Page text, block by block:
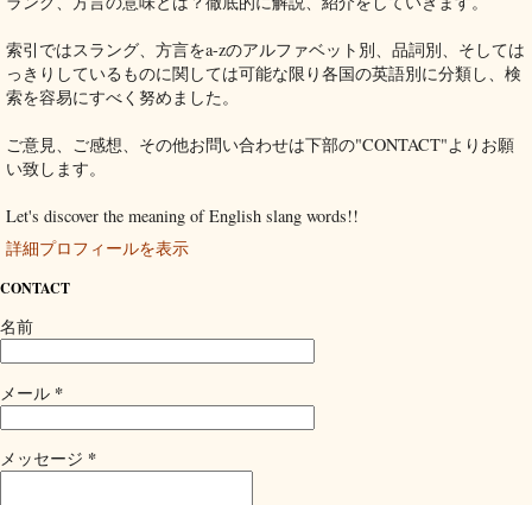
索引ではスラング、方言をa-zのアルファベット別、品詞別、そしては
っきりしているものに関しては可能な限り各国の英語別に分類し、検
索を容易にすべく努めました。
ご意見、ご感想、その他お問い合わせは下部の"CONTACT"よりお願
い致します。
Let's discover the meaning of English slang words!!
詳細プロフィールを表示
CONTACT
名前
メール *
メッセージ *